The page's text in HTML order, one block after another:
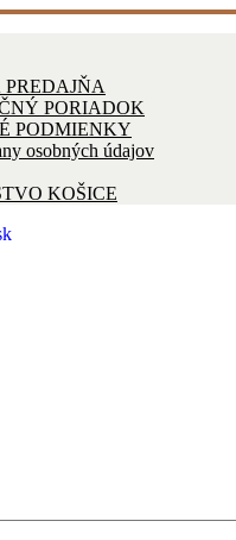
PORIADOK
PODMIENKY
osobných údajov
KOŠICE